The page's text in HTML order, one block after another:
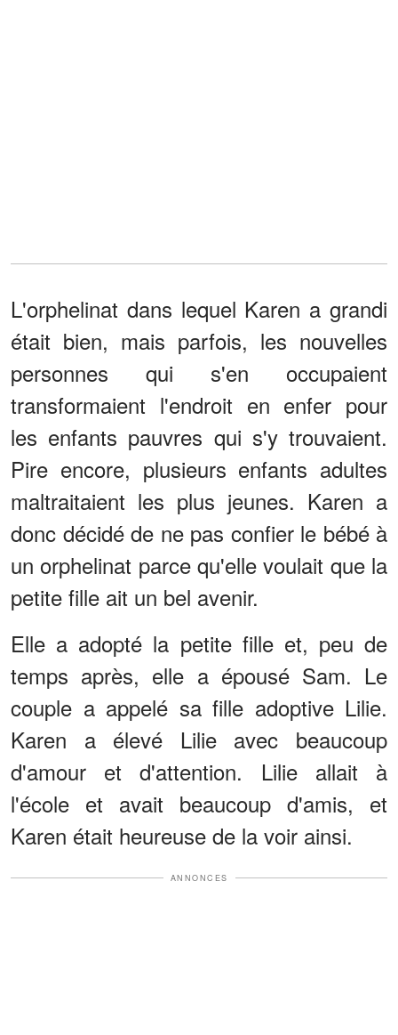
L'orphelinat dans lequel Karen a grandi
était bien, mais parfois, les nouvelles
personnes qui s'en occupaient
transformaient l'endroit en enfer pour
les enfants pauvres qui s'y trouvaient.
Pire encore, plusieurs enfants adultes
maltraitaient les plus jeunes. Karen a
donc décidé de ne pas confier le bébé à
un orphelinat parce qu'elle voulait que la
petite fille ait un bel avenir.
Elle a adopté la petite fille et, peu de
temps après, elle a épousé Sam. Le
couple a appelé sa fille adoptive Lilie.
Karen a élevé Lilie avec beaucoup
d'amour et d'attention. Lilie allait à
l'école et avait beaucoup d'amis, et
Karen était heureuse de la voir ainsi.
ANNONCES